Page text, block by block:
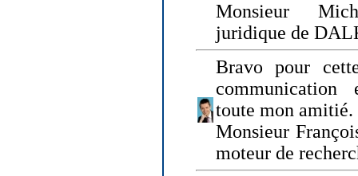
Monsieur
juridique de
Bravo pour
communication
toute mon amitié.
Monsieur
moteur de